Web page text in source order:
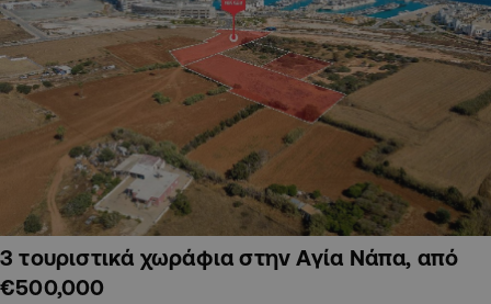
3 τουριστικά χωράφια στην Αγία Νάπα, από
€500,000